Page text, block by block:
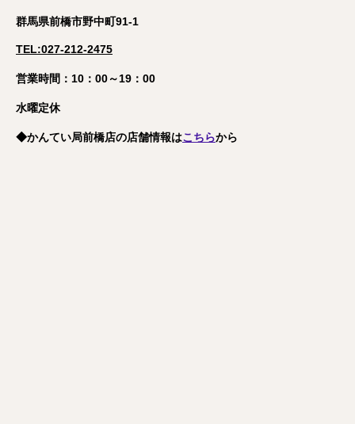
群馬県前橋市野中町91-1
TEL:027-212-2475
営業時間：10：00～19：00
水曜定休
◆かんてい局前橋店の店舗情報はこちらから